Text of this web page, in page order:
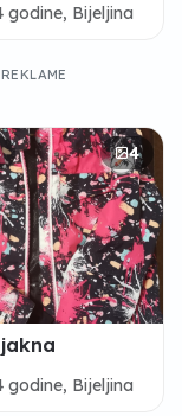
godine, Bijeljina
4
godine, Bijeljina